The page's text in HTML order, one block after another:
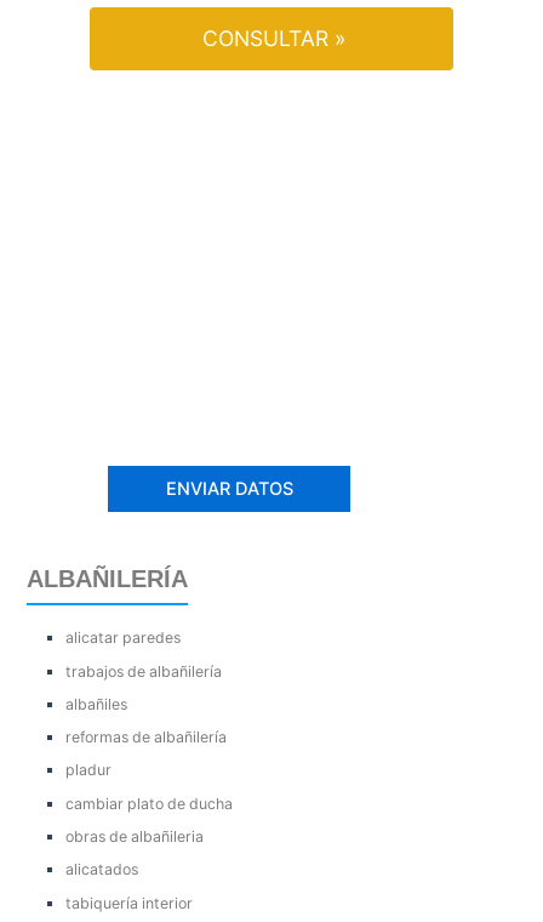
CONSULTAR »
ALBAÑILERÍA
alicatar paredes
trabajos de albañilería
albañiles
reformas de albañilería
pladur
cambiar plato de ducha
obras de albañileria
alicatados
tabiquería interior